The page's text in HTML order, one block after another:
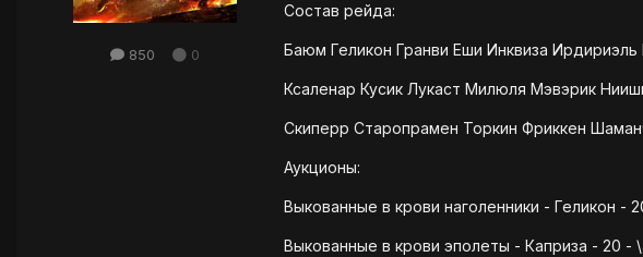
850 0
Состав рейда:
Баюм Геликон Гранви Еши Инквиза
Ксаленар Кусик Лукаст Милюля Мэвэрик
Скиперр Старопрамен Торкин Фриккен
Аукционы:
Выкованные в крови наголенники - Геликон -
Выкованные в крови эполеты - Каприза - 20 -